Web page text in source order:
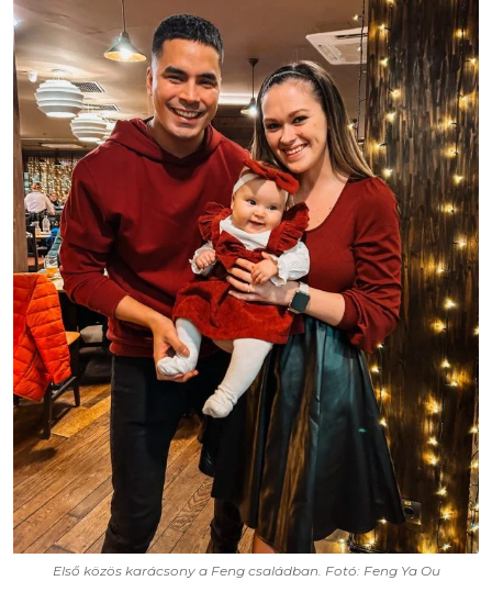
Első közös karácsony a Feng családban. Fotó: Feng Ya Ou